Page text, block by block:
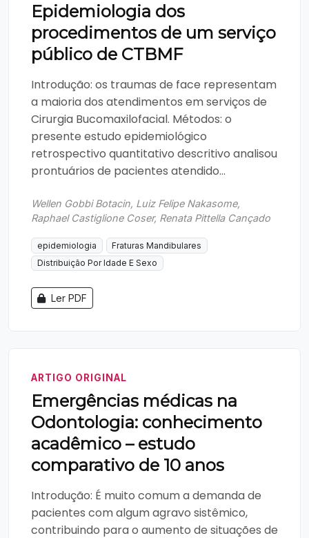
Epidemiologia dos
procedimentos de um serviço
público de CTBMF
Introdução: os traumas de face representam
a maioria dos atendimentos em serviços de
Cirurgia Bucomaxilofacial. Métodos: o
presente estudo epidemiológico
retrospectivo quantitativo descritivo analisou
prontuários de pacientes atendido...
Wellen Gobbi Botacin, Luiz Felipe Nakasome,
Raphael Castiglione Coser, Renata Pittella Cançado
epidemiologia
Fraturas Mandibulares
Distribuição Por Idade E Sexo
Ler PDF
ARTIGO ORIGINAL
Emergências médicas na
Odontologia: conhecimento
acadêmico – estudo
comparativo de 10 anos
Introdução: É muito comum a demanda de
pacientes com algum agravo sistêmico,
contribuindo para o aumento de situações de